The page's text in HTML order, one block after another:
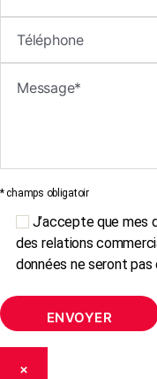
* champs obligatoir
J’accepte que mes
des relations
données ne seront
×